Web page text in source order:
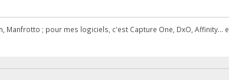
Manfrotto ; pour mes logiciels, c'est Capture One, DxO, Affinity...